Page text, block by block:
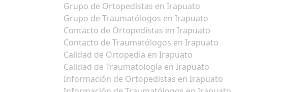
Grupo de Ortopedistas en Irapuato
Grupo de Traumatólogos en Irapuato
Contacto de Ortopedistas en Irapuato
Contacto de Traumatólogos en Irapuato
Calidad de Ortopedia en Irapuato
Calidad de Traumatología en Irapuato
Información de Ortopedistas en Irapuato